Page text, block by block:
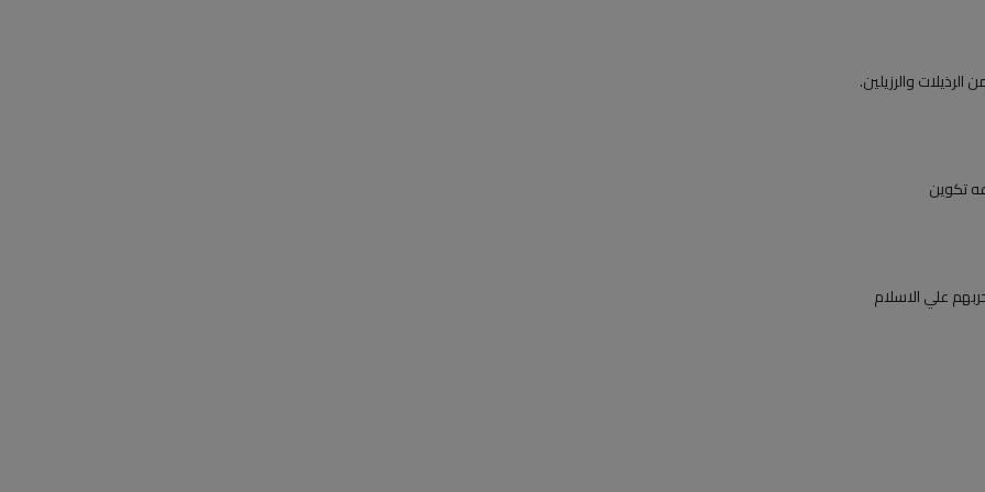
والرزيلين.
تكوين
علي الاسلام